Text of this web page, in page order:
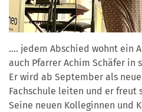
.... jedem Abschied wohnt ein
auch Pfarrer Achim Schäfer in
Er wird ab September als
Fachschule leiten und er freut
Seine neuen Kolleginnen und